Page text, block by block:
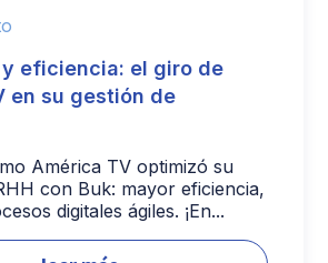
eficiencia: el giro de
en su gestión de
América TV optimizó su
con Buk: mayor eficiencia,
digitales ágiles. ¡En...